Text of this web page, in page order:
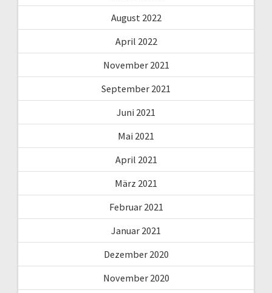
August 2022
April 2022
November 2021
September 2021
Juni 2021
Mai 2021
April 2021
März 2021
Februar 2021
Januar 2021
Dezember 2020
November 2020